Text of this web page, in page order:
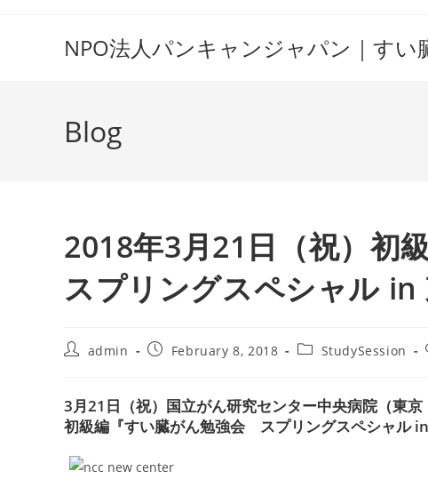
NPO法人パンキャンジャパン｜す
Blog
2018年3月21日（祝）初
スプリングスペシャル in
Postadmin
PostFebruary 8, 2018
PostStudySession
3月21日（祝）国立がん研究センター中央病院（
初級編『すい臓がん勉強会 スプリングスペシャル in